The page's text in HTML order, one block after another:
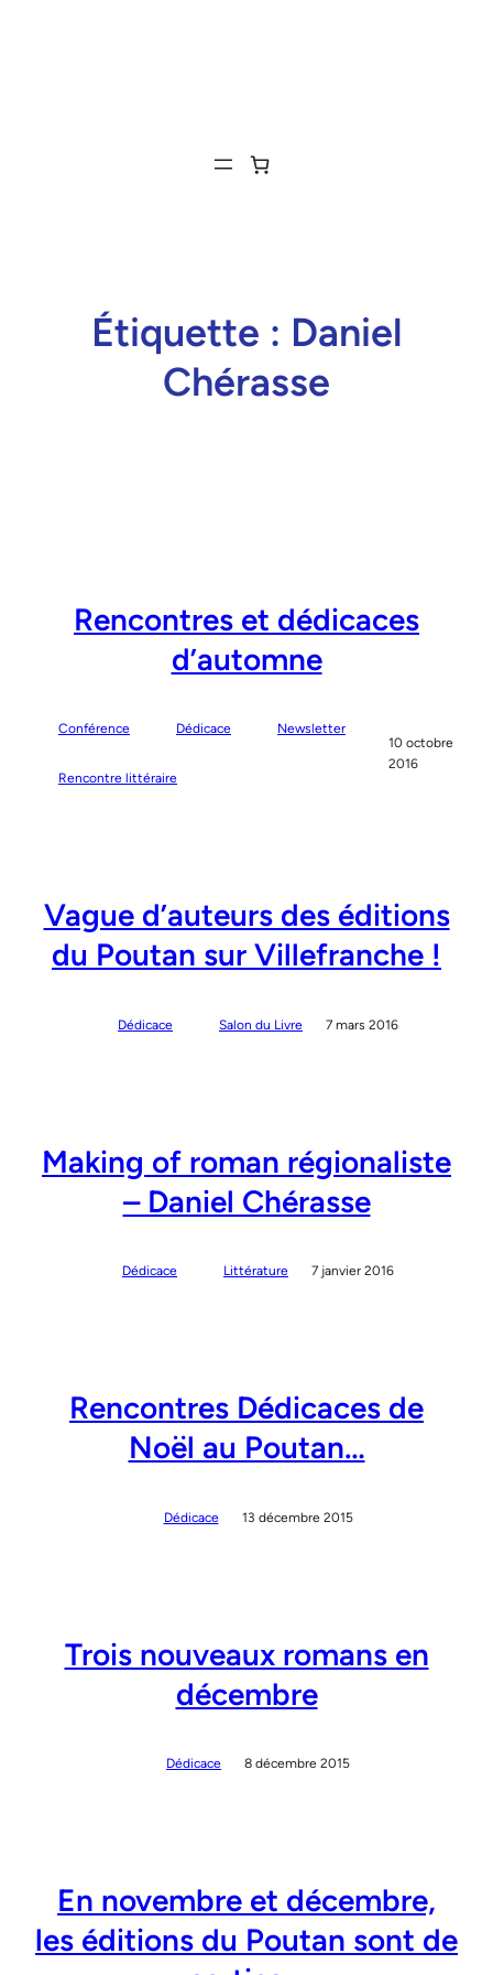
Étiquette : Daniel
Chérasse
Rencontres et dédicaces
d’automne
Conférence Dédicace Newsletter
Rencontre littéraire
10 octobre
2016
Vague d’auteurs des éditions
du Poutan sur Villefranche !
Dédicace Salon du Livre 7 mars 2016
Making of roman régionaliste
– Daniel Chérasse
Dédicace Littérature 7 janvier 2016
Rencontres Dédicaces de
Noël au Poutan…
Dédicace 13 décembre 2015
Trois nouveaux romans en
décembre
Dédicace 8 décembre 2015
En novembre et décembre,
les éditions du Poutan sont de